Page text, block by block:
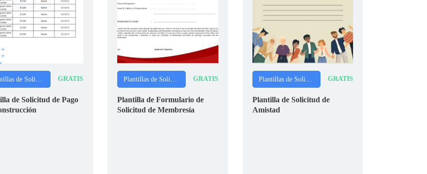
GRATIS
de Solicitud de Pago
GRATIS
Plantilla de Formulario de
Solicitud de Membresía
GRATIS
Plantilla de Solicitud de
Amistad